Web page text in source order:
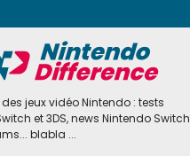
jeux vidéo Nintendo : tests
et 3DS, news Nintendo Switch
blabla ...